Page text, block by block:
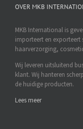
OVER MKB
MKB International is
importeert en exporteert
haarverzorging,
Wij leveren uitsluitend
klant. Wij hanteren
de huidige producten.
Lees meer